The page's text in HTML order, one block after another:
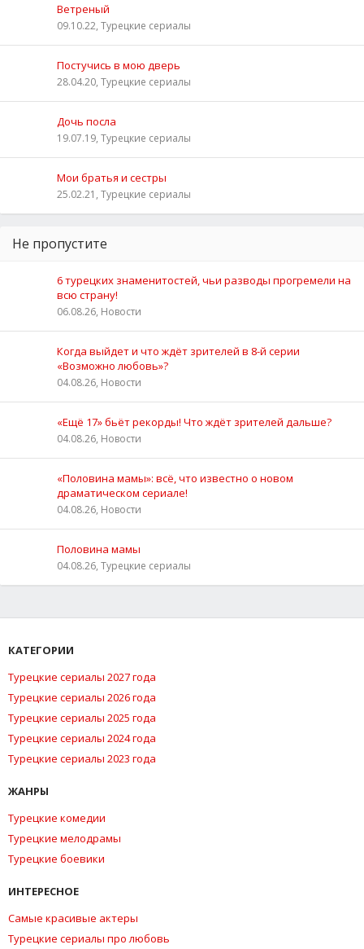
Ветреный
09.10.22, Турецкие сериалы
Постучись в мою дверь
28.04.20, Турецкие сериалы
Дочь посла
19.07.19, Турецкие сериалы
Мои братья и сестры
25.02.21, Турецкие сериалы
Не пропустите
6 турецких знаменитостей, чьи разводы прогремели на
всю страну!
06.08.26, Новости
Когда выйдет и что ждёт зрителей в 8-й серии
«Возможно любовь»?
04.08.26, Новости
«Ещё 17» бьёт рекорды! Что ждёт зрителей дальше?
04.08.26, Новости
«Половина мамы»: всё, что известно о новом
драматическом сериале!
04.08.26, Новости
Половина мамы
04.08.26, Турецкие сериалы
КАТЕГОРИИ
Турецкие сериалы 2027 года
Турецкие сериалы 2026 года
Турецкие сериалы 2025 года
Турецкие сериалы 2024 года
Турецкие сериалы 2023 года
ЖАНРЫ
Турецкие комедии
Турецкие мелодрамы
Турецкие боевики
ИНТЕРЕСНОЕ
Самые красивые актеры
Турецкие сериалы про любовь